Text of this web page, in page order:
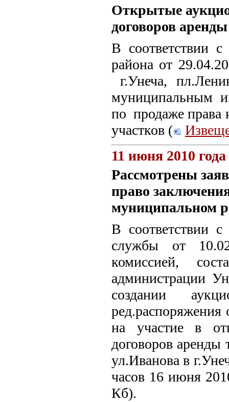
Открытые
договоров
В соответствии с
района от
г.Унеча,
муниципальным
по продаже права
участков (
11 июня 2010 года
Рассмотрены
право
муниципальном
В соответствии
службы от
комиссией,
администрации
создании
на участие в
договоров
ул.Иванова в
часов 16 июня
Кб).